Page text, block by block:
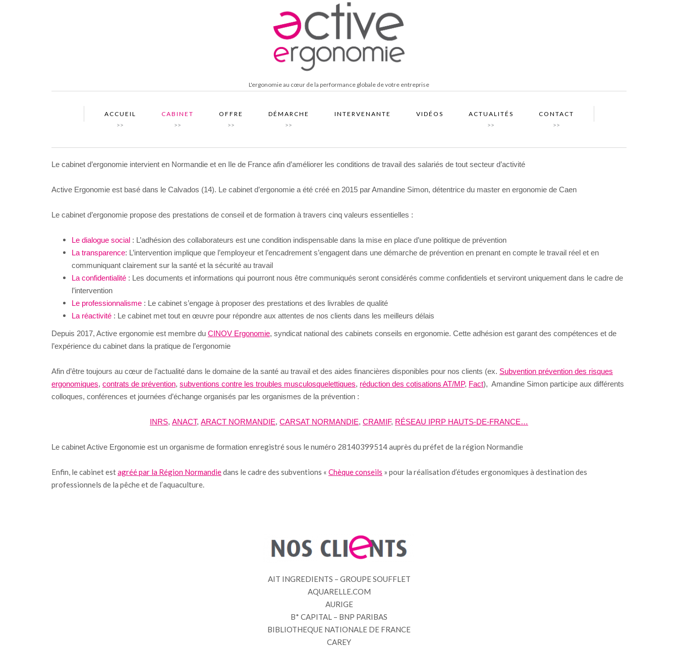
L'ergonomie au cœur de la performance globale de votre entreprise
ACCUEIL
>>
CABINET
>>
OFFRE
>>
DÉMARCHE
>>
INTERVENANTE VIDÉOS
ACTUALITÉS
>>
CONTACT
>>
Le cabinet d’ergonomie intervient en Normandie et en Ile de France afin d’améliorer les conditions de travail des salariés de tout secteur d’activité
Active Ergonomie est basé dans le Calvados (14). Le cabinet d’ergonomie a été créé en 2015 par Amandine Simon, détentrice du master en ergonomie de Caen
Le cabinet d’ergonomie propose des prestations de conseil et de formation à travers cinq valeurs essentielles :
Le dialogue social : L’adhésion des collaborateurs est une condition indispensable dans la mise en place d’une politique de prévention
La transparence: L’intervention implique que l’employeur et l’encadrement s’engagent dans une démarche de prévention en prenant en compte le travail réel et en
communiquant clairement sur la santé et la sécurité au travail
La confidentialité : Les documents et informations qui pourront nous être communiqués seront considérés comme confidentiels et serviront uniquement dans le cadre de
l’intervention
Le professionnalisme : Le cabinet s’engage à proposer des prestations et des livrables de qualité
La réactivité : Le cabinet met tout en œuvre pour répondre aux attentes de nos clients dans les meilleurs délais
Depuis 2017, Active ergonomie est membre du CINOV Ergonomie, syndicat national des cabinets conseils en ergonomie. Cette adhésion est garant des compétences et de
l’expérience du cabinet dans la pratique de l’ergonomie
Afin d’être toujours au cœur de l’actualité dans le domaine de la santé au travail et des aides financières disponibles pour nos clients (ex. Subvention prévention des risques
ergonomiques, contrats de prévention, subventions contre les troubles musculosquelettiques, réduction des cotisations AT/MP, Fact), Amandine Simon participe aux différents
colloques, conférences et journées d’échange organisés par les organismes de la prévention :
INRS, ANACT, ARACT NORMANDIE, CARSAT NORMANDIE, CRAMIF, RÉSEAU IPRP HAUTS-DE-FRANCE…
Le cabinet Active Ergonomie est un organisme de formation enregistré sous le numéro 28140399514 auprès du préfet de la région Normandie
Enfin, le cabinet estagréé par la Région Normandiedans le cadre des subventions « Chèque conseils » pour la réalisation d’études ergonomiques à destination des
professionnels de la pêche et de l’aquaculture.
AIT INGREDIENTS – GROUPE SOUFFLET
AQUARELLE.COM
AURIGE
B* CAPITAL – BNP PARIBAS
BIBLIOTHEQUE NATIONALE DE FRANCE
CAREY